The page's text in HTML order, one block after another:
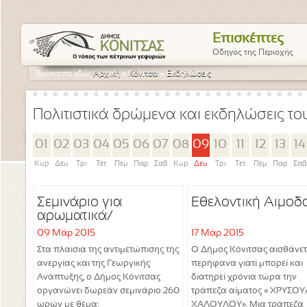
Επισκέπτες
Οδηγός της Περιοχής
Βρίσκεστε εδώ:Αρχική » Κόνιτσα » Εκδηλώσεις
Πολιτιστικά δρώμενα και εκδηλώσεις
01
Κυρ
02
Δευ
03
Τρι
04
Τετ
05
Πεμ
06
Παρ
07
Σαβ
08
Κυρ
09
Δευ
10
Τρι Τετ
12
Πεμ
13
Παρ
14
Σαβ
Σεμινάριο για
αρωματικά/
φαρμακευτικά φυτά
09 Μάρ 2015
Στα πλαίσια της αντιμετώπισης της
ανεργίας και της Γεωργικής
Ανάπτυξης, ο Δήμος Κόνιτσας
οργανώνει δωρεάν σεμινάριο 260
ωρών με θέμα:
Εθελοντική
17 Μάρ 2015
Ο Δήμος Κόνιτσας
περήφανα γιατί μπορεί και
διατηρεί χρόνια τώρα την
τράπεζα αίματος «
ΧΑΛΟΥΛΟΥ». Μια τράπεζα